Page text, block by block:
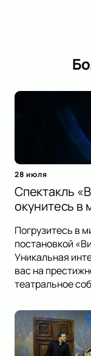
28 июля
Спектакль
окунитесь в
Погрузитесь в
постановкой
Уникальная
вас на
театральное